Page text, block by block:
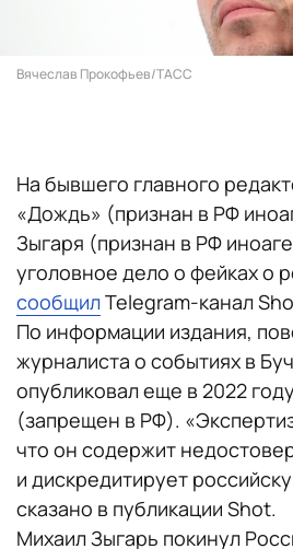
Вячеслав Прокофьев/ТАСС
На бывшего главного
«Дождь» (признан в РФ
Зыгаря (признан в РФ
уголовное дело о фейках о
сообщилTelegram-канал
По информации издания,
журналиста о событиях в
опубликовал еще в 2022
(запрещен в РФ).
что он содержит
и дискредитирует
сказано в публикации Shot.
Михаил Зыгарь покинул